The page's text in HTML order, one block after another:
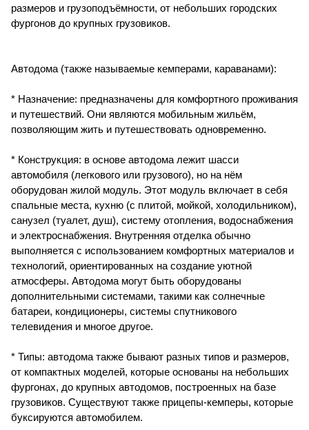
размеров и грузоподъёмности, от небольших городских
фургонов до крупных грузовиков.
Автодома (также называемые кемперами, караванами):
* Назначение: предназначены для комфортного проживания
и путешествий. Они являются мобильным жильём,
позволяющим жить и путешествовать одновременно.
* Конструкция: в основе автодома лежит шасси
автомобиля (легкового или грузового), но на нём
оборудован жилой модуль. Этот модуль включает в себя
спальные места, кухню (с плитой, мойкой, холодильником),
санузел (туалет, душ), систему отопления, водоснабжения
и электроснабжения. Внутренняя отделка обычно
выполняется с использованием комфортных материалов и
технологий, ориентированных на создание уютной
атмосферы. Автодома могут быть оборудованы
дополнительными системами, такими как солнечные
батареи, кондиционеры, системы спутникового
телевидения и многое другое.
* Типы: автодома также бывают разных типов и размеров,
от компактных моделей, которые основаны на небольших
фургонах, до крупных автодомов, построенных на базе
грузовиков. Существуют также прицепы-кемперы, которые
буксируются автомобилем.